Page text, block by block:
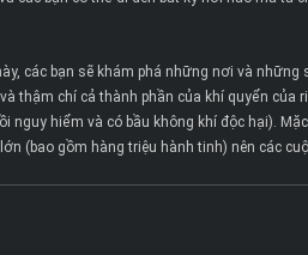
các bạn sẽ khám phá những nơi và
thậm chí cả thành phần của khí quyển
nguy hiểm và có bầu không khí độc hại).
(bao gồm hàng triệu hành tinh) nên các